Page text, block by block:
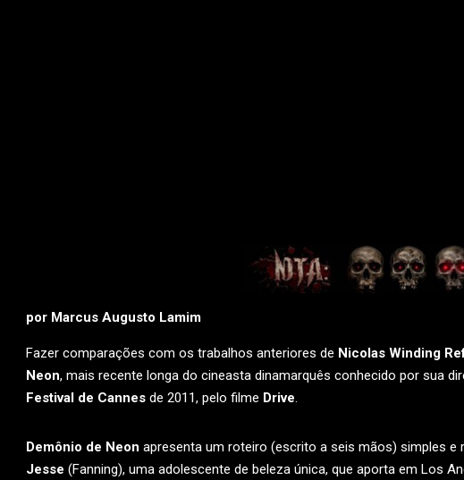
por Marcus Augusto Lamim
Fazer comparações com os trabalhos anteriores de Nicolas Winding
Neon, mais recente longa do cineasta dinamarquês conhecido por sua
Festival de Cannes de 2011, pelo filme Drive.
Demônio de Neon apresenta um roteiro (escrito a seis mãos) simples e
Jesse (Fanning), uma adolescente de beleza única, que aporta em Los